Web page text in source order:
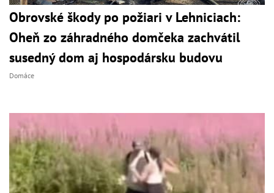
Obrovské škody po požiari v Lehniciach:
Oheň zo záhradného domčeka zachvátil
susedný dom aj hospodársku budovu
Domáce